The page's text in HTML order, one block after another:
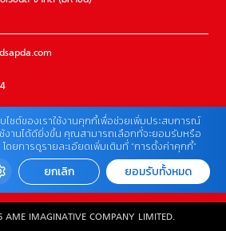
น)
AME IMAGINATIVE COMPANY LIMITED.
บไซต์ของเราใช้งานคุกกี้เพื่อช่วยเพิ่มประสบการณ์
ช้งานได้ดียิ่งขึ้น คุณสามารถเลือกที่จะยอมรับหรือ
ดยการดูรายละเอียดเพิ่มเติมที่ “การตั้งค่าคุกกี้”
ยกเลิก ยอมรับทั้งหมด